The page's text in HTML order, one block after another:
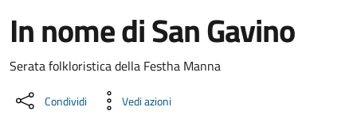
In nome di San Gavino
Dettaglio dell'evento
Serata folkloristica della Festha Manna
Condividi Vedi azioni